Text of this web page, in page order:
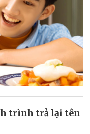
trình trả lại tên